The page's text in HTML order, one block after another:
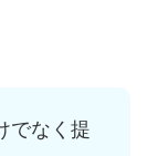
でなく提